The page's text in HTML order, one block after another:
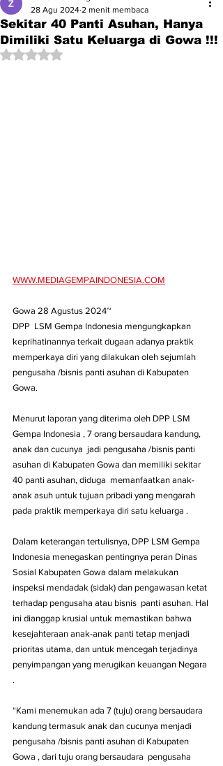
Sekitar 40 Panti Asuhan, Hanya
Dimiliki Satu Keluarga di Gowa !!!
28 Agu 2024 2 menit membaca
Dinilai NaN dari 5 bintang.
WWW.MEDIAGEMPAINDONESIA.COM
Gowa 28 Agustus 2024~
DPP  LSM Gempa Indonesia mengungkapkan
keprihatinannya terkait dugaan adanya praktik
memperkaya diri yang dilakukan oleh sejumlah
pengusaha /bisnis panti asuhan di Kabupaten
Gowa.
Menurut laporan yang diterima oleh DPP LSM
Gempa Indonesia , 7 orang bersaudara kandung,
anak dan cucunya  jadi pengusaha /bisnis panti
asuhan di Kabupaten Gowa dan memiliki sekitar
40 panti asuhan, diduga  memanfaatkan anak-
anak asuh untuk tujuan pribadi yang mengarah
pada praktik memperkaya diri satu keluarga .
Dalam keterangan tertulisnya, DPP LSM Gempa
Indonesia menegaskan pentingnya peran Dinas
Sosial Kabupaten Gowa dalam melakukan
inspeksi mendadak (sidak) dan pengawasan ketat
terhadap pengusaha atau bisnis  panti asuhan. Hal
ini dianggap krusial untuk memastikan bahwa
kesejahteraan anak-anak panti tetap menjadi
prioritas utama, dan untuk mencegah terjadinya
penyimpangan yang merugikan keuangan Negara
.
“Kami menemukan ada 7 (tuju) orang bersaudara
kandung termasuk anak dan cucunya menjadi
pengusaha /bisnis panti asuhan di Kabupaten
Gowa , dari tuju orang bersaudara  pengusaha